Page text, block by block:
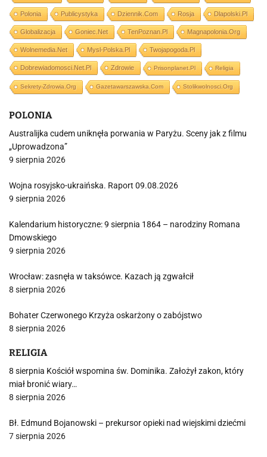
Polonia Publicystyka Dziennik.com Rosja Dlapolski.pl
Globalizacja Goniec.net TenPoznan.pl Magnapolonia.org
Wolnemedia.net Mysl-Polska.pl Twojapogoda.pl
Dobrewiadomosci.net.pl Zdrowie Prisonplanet.pl Religia
Sekrety-Zdrowia.org Gazetawarszawska.com Stolikwolnosci.org
POLONIA
Australijka cudem uniknęła porwania w Paryżu. Sceny jak z filmu
„Uprowadzona”
9 sierpnia 2026
Wojna rosyjsko-ukraińska. Raport 09.08.2026
9 sierpnia 2026
Kalendarium historyczne: 9 sierpnia 1864 – narodziny Romana
Dmowskiego
9 sierpnia 2026
Wrocław: zasnęła w taksówce. Kazach ją zgwałcił
8 sierpnia 2026
Bohater Czerwonego Krzyża oskarżony o zabójstwo
8 sierpnia 2026
RELIGIA
8 sierpnia Kościół wspomina św. Dominika. Założył zakon, który
miał bronić wiary…
8 sierpnia 2026
Bł. Edmund Bojanowski – prekursor opieki nad wiejskimi dziećmi
7 sierpnia 2026